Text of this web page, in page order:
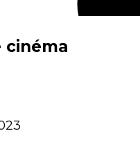
cinéma